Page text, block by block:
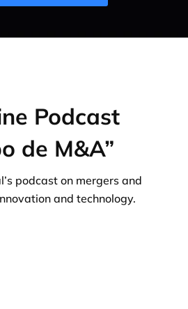
Podcast
de M&A”
podcast on mergers and
and technology.